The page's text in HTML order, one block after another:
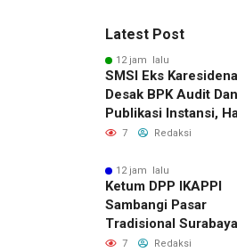
Latest Post
12 jam lalu
SMSI Eks
Desak BPK Audit
Publikasi Instansi,
untuk Perusahaan
7 Redaksi
12 jam lalu
Ketum DPP IKAPPI
Sambangi Pasar
Tradisional
Akhiri Agenda dengan
7 Redaksi